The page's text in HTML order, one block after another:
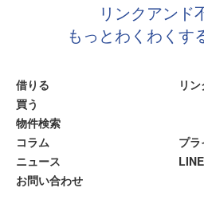
お客様はGoogle広告設定
を使用したパーソナライ
存されている情報から
当サイトは、Googleが
解析ツール「Googleア
利用しています。Google
リンクアンド
もっとわくわくす
借りる
買う
物件検索
リ
コラム
ニュース
お問い合わせ
プ